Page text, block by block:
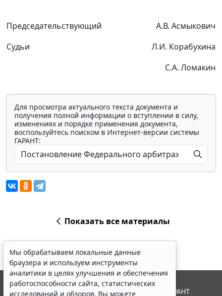
Председательствующий
А.В. Асмыкович
Судьи
Л.И. Корабухина
С.А. Ломакин
Для просмотра актуального текста документа и
получения полной информации о вступлении в силу,
изменениях и порядке применения документа,
воспользуйтесь поиском в Интернет-версии системы
ГАРАНТ:
Показать все материалы
Мы обрабатываем локальные данные
браузера и используем инструменты
аналитики в целях улучшения и обеспечения
работоспособности сайта, статистических
исследований и обзоров. Вы можете
© ООО "НПП "ГАРАНТ-СЕРВИС", 2026. Система ГАРАНТ